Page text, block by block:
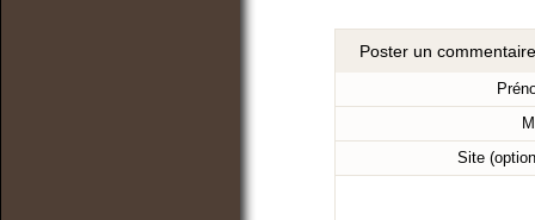
Poster un commentaire
Site